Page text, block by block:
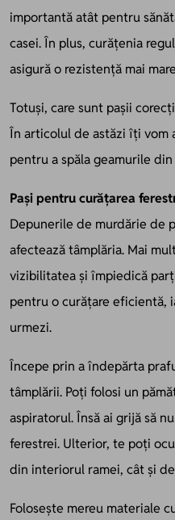
importantă atât pentru
casei. În plus, curățenia
asigură o rezistență mai
Totuși, care sunt pașii
În articolul de astăzi îți vom
pentru a spăla geamurile
Pași pentru curățarea
Depunerile de murdărie de
afectează tâmplăria. Mai
vizibilitatea și împiedică
pentru o curățare eficientă,
urmezi.
Începe prin a îndepărta
tâmplării. Poți folosi un
aspiratorul. Însă ai grijă să
ferestrei. Ulterior, te poți
din interiorul ramei, cât și
Folosește mereu materiale